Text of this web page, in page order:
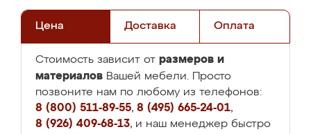
Цена Доставка Оплата
Стоимость зависит от размеров и
материалов Вашей мебели. Просто
позвоните нам по любому из телефонов:
8 (800) 511-89-55, 8 (495) 665-24-01,
8 (926) 409-68-13, и наш менеджер быстро